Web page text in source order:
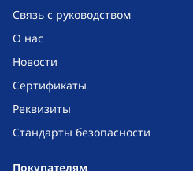
Связь с руководством
О нас
Новости
Сертификаты
Реквизиты
Стандарты безопасности
Покупателям